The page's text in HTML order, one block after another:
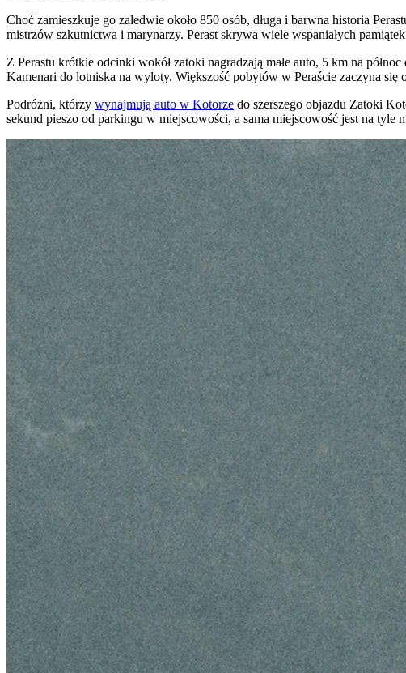
Choć zamieszkuje go zaledwie około 850 osób, długa i barwna historia
mistrzów szkutnictwa i marynarzy. Perast skrywa wiele wspaniałych
Z Perastu krótkie odcinki wokół zatoki nagradzają małe auto, 5 km na północ
Kamenari do lotniska na wyloty. Większość pobytów w Peraście zaczyna się
Podróżni, którzy wynajmują auto w Kotorze do szerszego objazdu Zatoki
sekund pieszo od parkingu w miejscowości, a sama miejscowość jest na tyle